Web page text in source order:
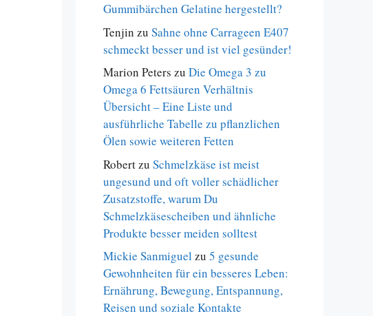
Gummibärchen Gelatine hergestellt?
Tenjin zu Sahne ohne Carrageen E407
schmeckt besser und ist viel gesünder!
Marion Peters zu Die Omega 3 zu
Omega 6 Fettsäuren Verhältnis
Übersicht – Eine Liste und
ausführliche Tabelle zu pflanzlichen
Ölen sowie weiteren Fetten
Robert zu Schmelzkäse ist meist
ungesund und oft voller schädlicher
Zusatzstoffe, warum Du
Schmelzkäsescheiben und ähnliche
Produkte besser meiden solltest
Mickie Sanmiguel zu 5 gesunde
Gewohnheiten für ein besseres Leben:
Ernährung, Bewegung, Entspannung,
Reisen und soziale Kontakte